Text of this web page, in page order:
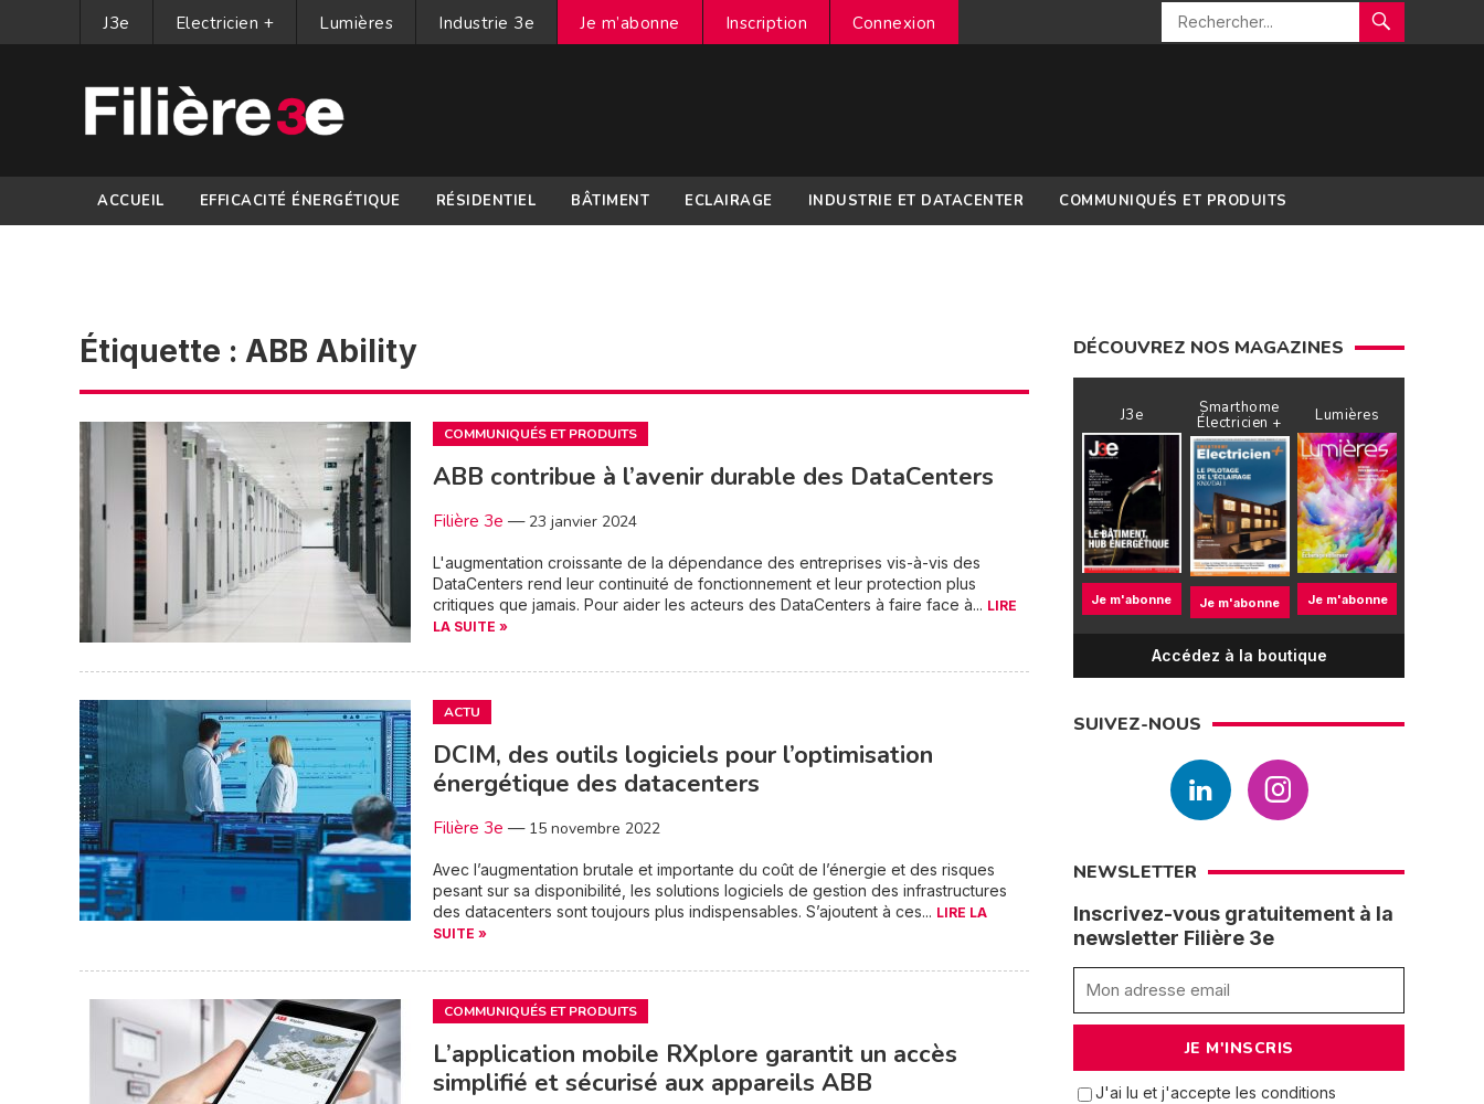
J3e Electricien + Lumières Industrie 3e Je m’abonne Inscription Connexion
ACCUEIL EFFICACITÉ ÉNERGÉTIQUE RÉSIDENTIEL BÂTIMENT ECLAIRAGE INDUSTRIE ET DATACENTER COMMUNIQUÉS ET PRODUITS
Étiquette : ABB Ability
COMMUNIQUÉS ET PRODUITS
ABB contribue à l’avenir durable des DataCenters
Filière 3e — 23 janvier 2024
L'augmentation croissante de la dépendance des entreprises vis-à-vis des
DataCenters rend leur continuité de fonctionnement et leur protection plus
critiques que jamais. Pour aider les acteurs des DataCenters à faire face à... LIRE
LA SUITE »
ACTU
DCIM, des outils logiciels pour l’optimisation
énergétique des datacenters
Filière 3e — 15 novembre 2022
Avec l’augmentation brutale et importante du coût de l’énergie et des risques
pesant sur sa disponibilité, les solutions logiciels de gestion des infrastructures
des datacenters sont toujours plus indispensables. S’ajoutent à ces... LIRE LA
SUITE »
COMMUNIQUÉS ET PRODUITS
L’application mobile RXplore garantit un accès
simplifié et sécurisé aux appareils ABB
DÉCOUVREZ NOS MAGAZINES
J3e
Je m'abonne
Smarthome
Électricien +
Je m'abonne
Lumières
Je m'abonne
Accédez à la boutique
SUIVEZ-NOUS
NEWSLETTER
Inscrivez-vous gratuitement à la
newsletter Filière 3e
J'ai lu et j'accepte les conditions